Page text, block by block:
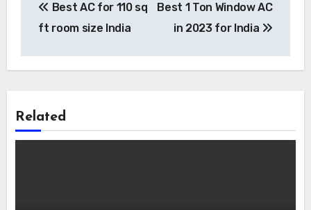
navigation
Best AC for 110 sq
ft room size India
Best 1 Ton Window AC
in 2023 for India
Related